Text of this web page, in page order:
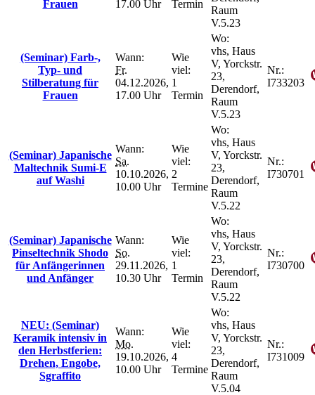
Frauen
17.00 Uhr
Termin
Raum
V.5.23
(Seminar) Farb-,
Typ- und
Stilberatung für
Frauen
Wann:
Fr.
04.12.2026,
17.00 Uhr
Wie
viel:
1
Termin
Wo:
vhs, Haus
V, Yorckstr.
23,
Derendorf,
Raum
V.5.23
Nr.:
I733203
(Seminar) Japanische
Maltechnik Sumi-E
auf Washi
Wann:
Sa.
10.10.2026,
10.00 Uhr
Wie
viel:
2
Termine
Wo:
vhs, Haus
V, Yorckstr.
23,
Derendorf,
Raum
V.5.22
Nr.:
I730701
(Seminar) Japanische
Pinseltechnik Shodo
für Anfängerinnen
und Anfänger
Wann:
So.
29.11.2026,
10.30 Uhr
Wie
viel:
1
Termin
Wo:
vhs, Haus
V, Yorckstr.
23,
Derendorf,
Raum
V.5.22
Nr.:
I730700
NEU: (Seminar)
Keramik intensiv in
den Herbstferien:
Drehen, Engobe,
Sgraffito
Wann:
Mo.
19.10.2026,
10.00 Uhr
Wie
viel:
4
Termine
Wo:
vhs, Haus
V, Yorckstr.
23,
Derendorf,
Raum
V.5.04
Nr.:
I731009